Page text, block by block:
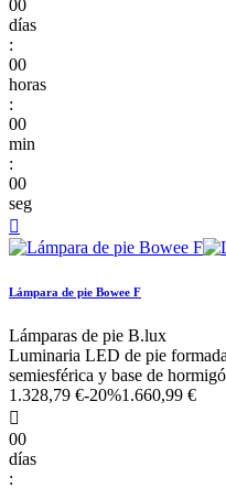
00
días
:
00
horas
:
00
min
:
00
seg

Lámpara de pie Bowee F
Lámparas de pie B.lux
Luminaria LED de pie
semiesférica y base de
1.328,79 €-20%1.660,99 €

00
días
: